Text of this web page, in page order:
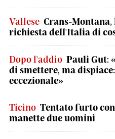
Vallese Crans-
richiesta dell'Italia di
Dopo l'addio Pauli Gut:
di smettere, ma
eccezionale»
Ticino Tentato furto con
manette due uomini